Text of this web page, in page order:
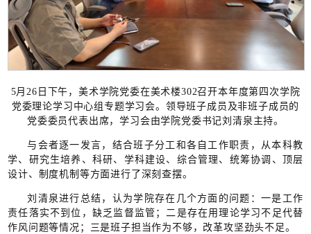
5月26日下午，美术学院党委在美术楼302召开本年度第四次学院
党委理论学习中心组专题学习会。领导班子成员及非班子成员的
党委委员代表出席，学习会由学院党委书记刘清泉主持。
与会者逐一发言，结合班子分工和各自工作职责，从本科教
学、研究生培养、科研、学科建设、综合管理、统筹协调、顶层
设计、制度机制等方面进行了深刻查摆。
刘清泉进行总结，认为学院存在几个方面的问题：一是工作
责任落实不到位，缺乏监督监管；二是存在用理论学习不足代替
作风问题等情况；三是班子担当作为不够，改革攻坚劲头不足。